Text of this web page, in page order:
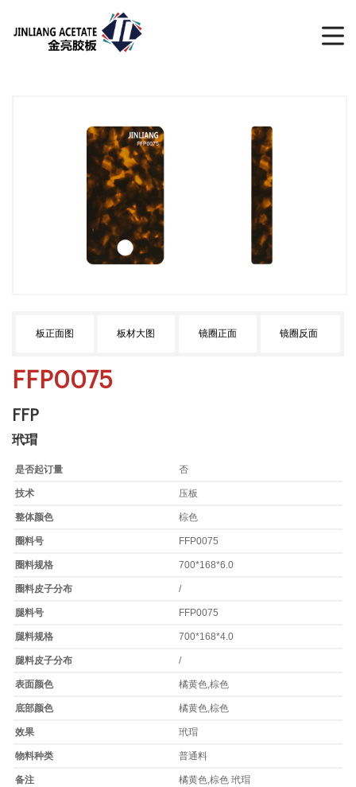
板正面图 板材大图 镜圈正面 镜圈反面
FFP0075
FFP
玳瑁
是否起订量 否
技术 压板
整体颜色 棕色
圈料号 FFP0075
圈料规格 700*168*6.0
圈料皮子分布 /
腿料号 FFP0075
腿料规格 700*168*4.0
腿料皮子分布 /
表面颜色 橘黄色,棕色
底部颜色 橘黄色,棕色
效果 玳瑁
物料种类 普通料
备注 橘黄色,棕色 玳瑁